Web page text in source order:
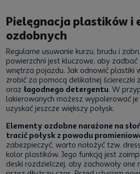
Pielęgnacja plastików i
ozdobnych
Regularne usuwanie kurzu, brudu i
powierzchni jest kluczowe, aby zadbać
wnętrza pojazdu. Jak odnowić plastiki
zrobić za pomocą delikatnej ściereczki
oraz łagodnego detergentu. W
lakierowanych możesz wypolerować je
uzyskać jeszcze większy połysk.
Elementy ozdobne narażone na
tracić połysk z powodu
zabezpieczyć, warto nałożyć tzw.
kolor plastików. Jego funkcją jest
deski rozdzielczej, aby zachowały one